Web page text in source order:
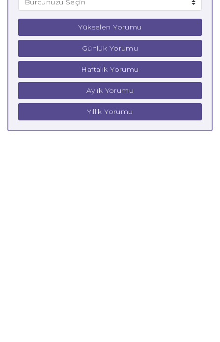
Yükselen Yorumu
Günlük Yorumu
Haftalık Yorumu
Aylık Yorumu
Yıllık Yorumu